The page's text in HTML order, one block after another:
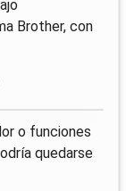
Brother, con
o funciones
quedarse